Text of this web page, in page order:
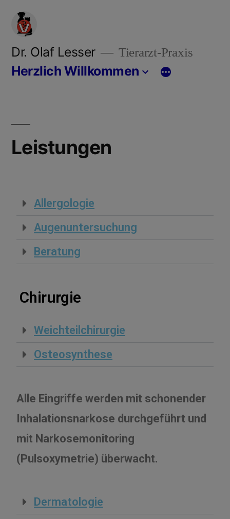
Dr. Olaf Lesser Tierarzt-Praxis
Herzlich Willkommen
Leistungen
Allergologie
Augenuntersuchung
Beratung
Chirurgie
Weichteilchirurgie
Osteosynthese
Alle Eingriffe werden mit schonender
Inhalationsnarkose durchgeführt und
mit Narkosemonitoring
(Pulsoxymetrie) überwacht.
Dermatologie